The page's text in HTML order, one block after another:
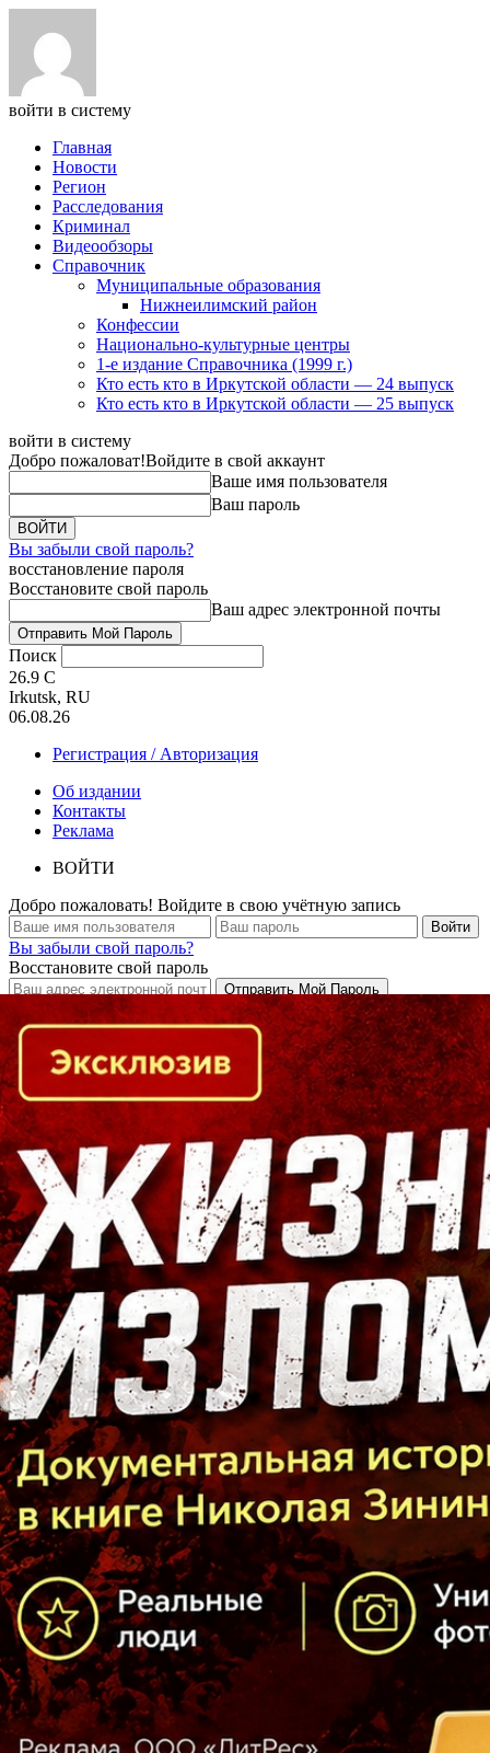
войти в систему
Главная
Новости
Регион
Расследования
Криминал
Видеообзоры
Справочник
Муниципальные образования
Нижнеилимский район
Конфессии
Национально-культурные центры
1-е издание Справочника (1999 г.)
Кто есть кто в Иркутской области — 24 выпуск
Кто есть кто в Иркутской области — 25 выпуск
войти в систему
Добро пожаловат!Войдите в свой аккаунт
Ваше имя пользователя
Ваш пароль
Вы забыли свой пароль?
восстановление пароля
Восстановите свой пароль
Ваш адрес электронной почты
Поиск
26.9 C
Irkutsk, RU
06.08.26
Регистрация / Авторизация
Об издании
Контакты
Реклама
ВОЙТИ
Добро пожаловать! Войдите в свою учётную запись
Вы забыли свой пароль?
Восстановите свой пароль
Кто есть кто в Байкальском регионе